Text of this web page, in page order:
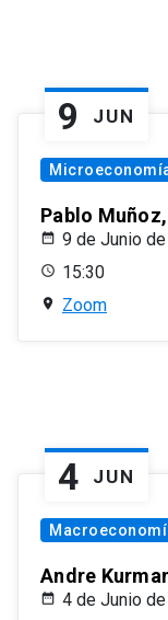
9 JUN
Pablo Muñoz,
9 de Junio
15:30
Zoom
4 JUN
Andre
4 de Junio